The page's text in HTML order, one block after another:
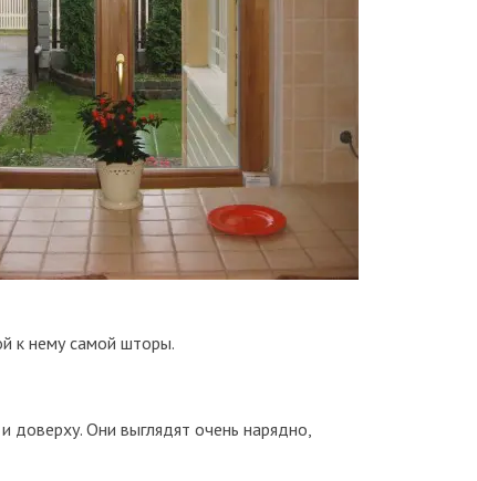
к нему самой шторы.
доверху. Они выглядят очень нарядно,